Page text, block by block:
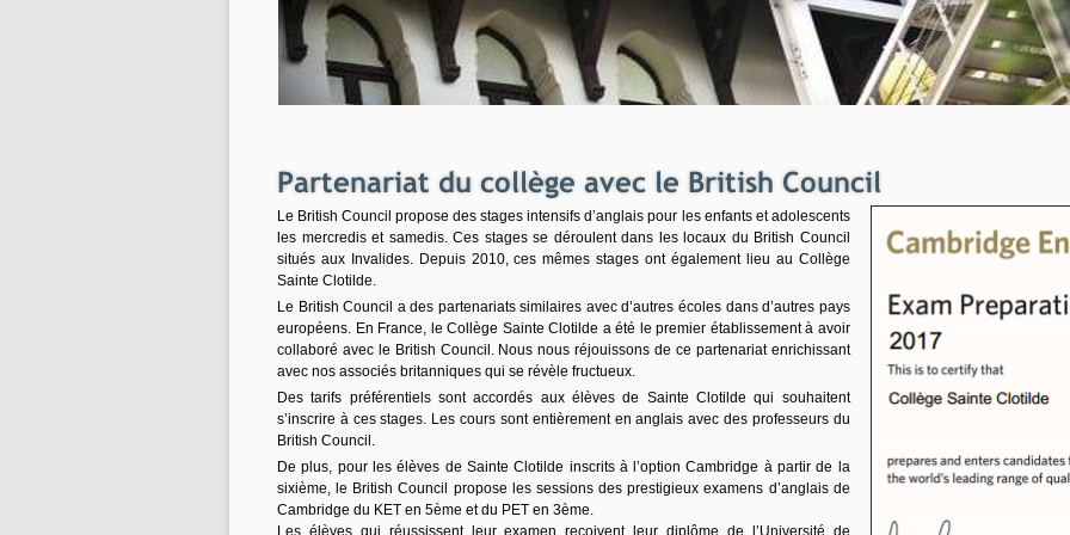
Le British Council propose des stages intensifsd’anglais pour les enfants et adolescents
les mercredis et samedis. Ces stages se déroulent dans les locaux du British Council
situés aux Invalides. Depuis 2010, ces mêmes stages ont également lieu au Collège
Sainte Clotilde.
Le British Council a des partenariats similaires avec d’autres écoles dans d’autres pays
européens. En France, le Collège Sainte Clotilde a été le premier établissement à avoir
collaboré avec le British Council. Nous nous réjouissons de ce partenariat enrichissant
avec nos associés britanniques qui se révèle fructueux.
Des tarifs préférentiels sont accordés auxélèves de Sainte Clotilde qui souhaitent
s’inscrire à ces stages. Les cours sont entièrement en anglais avec des professeurs du
British Council.
De plus, pour les élèves de SainteClotilde inscrits à l’option Cambridge àpartir de la
sixième, le British Council propose les sessions desprestigieux examens d’anglais de
Cambridge du KET en 5ème et du PET en 3ème.
Les élèves qui réussissent leur examen reçoivent leur diplôme de
l’Université de